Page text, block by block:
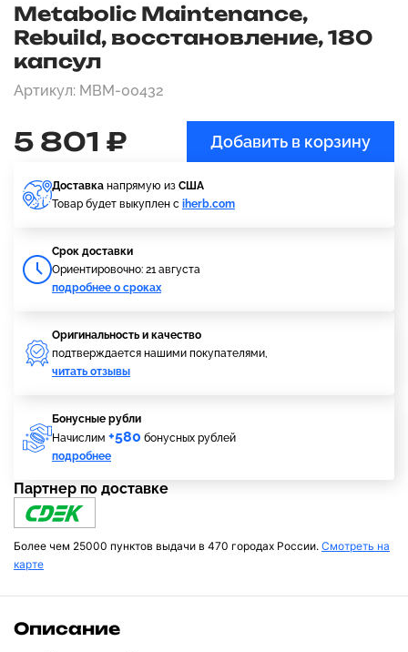
Metabolic Maintenance,
Rebuild, восстановление, 180
капсул
Артикул: MBM-00432
5 801 ₽ Добавить в корзину
Доставка напрямую из США
Товар будет выкуплен с iherb.com
Cрок доставки
Ориентировочно: 21 августа
подробнее о сроках
Оригинальность и качество
подтверждается нашими покупателями,
читать отзывы
Бонусные рубли
Начислим +580 бонусных рублей
подробнее
Партнер по доставке
Более чем 25000 пунктов выдачи в 470 городах России. Смотреть на
карте
Описание